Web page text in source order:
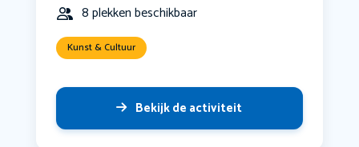
8 plekken beschikbaar
Kunst & Cultuur
Bekijk de activiteit